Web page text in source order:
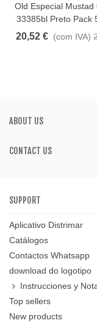
Old Especial Mustad
33385bl Preto Pack
20,52 € (com IVA)
ABOUT US
CONTACT US
SUPPORT
Aplicativo Distrimar
Catálogos
Contactos Whatsapp
download do logotipo
Instrucciones y
Top sellers
New products